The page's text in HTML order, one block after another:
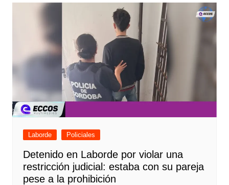
Laborde Policiales
Detenido en Laborde por violar una
restricción judicial: estaba con su pareja
pese a la prohibición